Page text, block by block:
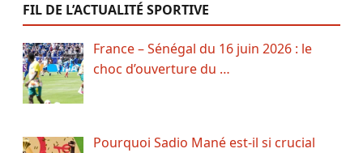
FIL DE L’ACTUALITÉ SPORTIVE
France – Sénégal du 16 juin 2026 : le
choc d’ouverture du …
Pourquoi Sadio Mané est-il si crucial